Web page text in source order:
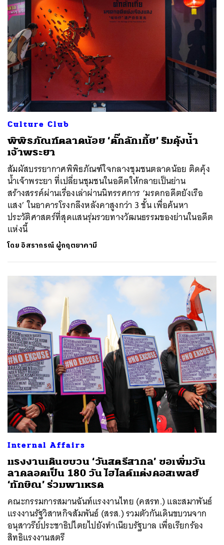
Culture Club
พิพิธภัณฑ์ตลาดน้อย ‘ตั๊กลักเกี้ย’ ริมคุ้งน้ำ
เจ้าพระยา
สัมผัสบรรยากาศพิพิธภัณฑ์ใจกลางชุมชนตลาดน้อย ติดคุ้ง
น้ำเจ้าพระยา ที่เปลี่ยนชุมชนในอดีตให้กลายเป็นย่าน
สร้างสรรค์ผ่านเรื่องเล่าผ่านนิทรรศการ ‘มรดกอดีตยังเรือ
แสง’ ในอาคารโรงกลึงหลังคาสูงกว่า 3 ชั้น เพื่อค้นหา
ประวัติศาสตร์ที่สุดแสนรุ่มรวยทางวัฒนธรรมของย่านในอดีต
แห่งนี้
โดย อิสรากรณ์ ผู้กฤตยาคามี
Internal Affairs
แรงงานเดินขบวน ‘วันสตรีสากล’ ขอเพิ่มวัน
ลาคลอดเป็น 180 วัน ไฮไลต์แต่งคอสเพลย์
‘ทักษิณ’ ร่วมพาเหรด
คณะกรรมการสมานฉันท์แรงงานไทย (คสรท.) และสมาพันธ์
แรงงานรัฐวิสาหกิจสัมพันธ์ (สรส.) รวมตัวกันเดินขบวนจาก
อนุสาวรีย์ประชาธิปไตยไปยังทำเนียบรัฐบาล เพื่อเรียกร้อง
สิทธิแรงงานสตรี